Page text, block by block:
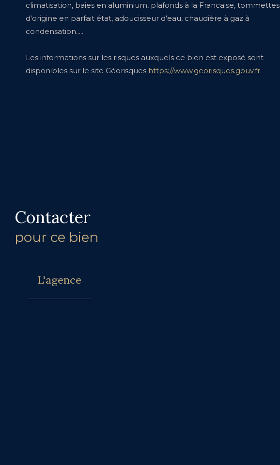
climatisation, baies en aluminium, plafonds à la Francaise, tommettes
d'origine en parfait état, adoucisseur d'eau, chaudière à gaz à
condensation.....
Les informations sur les risques auxquels ce bien est exposé sont
disponibles sur le site Géorisques https://www.georisques.gouv.fr
Contacter
pour ce bien
L'agence